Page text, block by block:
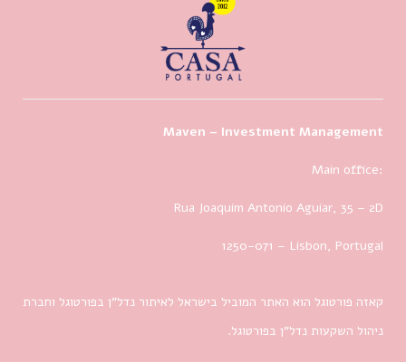
Maven – Investment Management
Main office:
Rua Joaquim Antonio Aguiar, 35 – 2D
1250-071 – Lisbon, Portugal
קאזה פורטוגל הוא האתר המוביל בישראל לאיתור נדל”ן בפורטוגל וחברת
ניהול השקעות נדל”ן בפורטוגל.